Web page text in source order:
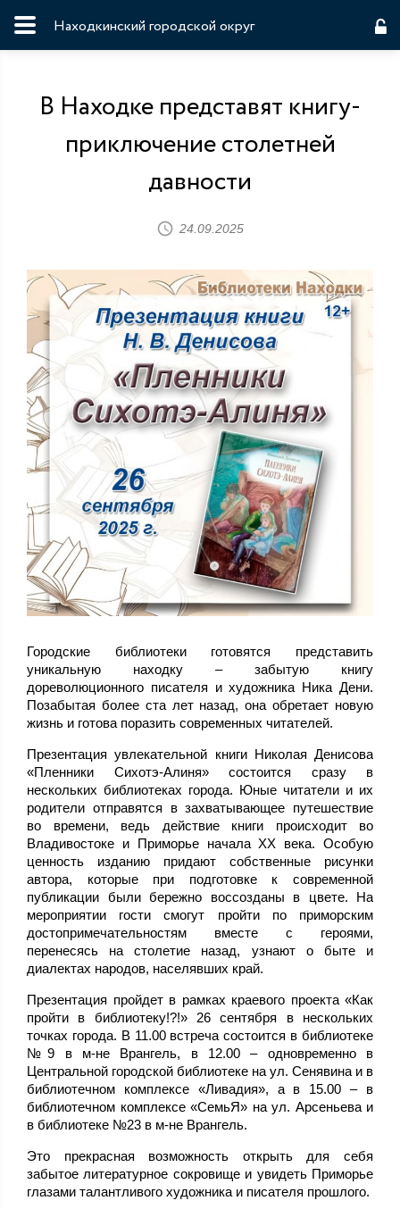
Находкинский городской округ
В Находке представят книгу-
приключение столетней
давности
24.09.2025
Городские библиотеки готовятся представить
уникальную находку – забытую книгу
дореволюционного писателя и художника Ника Дени.
Позабытая более ста лет назад, она обретает новую
жизнь и готова поразить современных читателей.
Презентация увлекательной книги Николая Денисова
«Пленники Сихотэ-Алиня» состоится сразу в
нескольких библиотеках города. Юные читатели и их
родители отправятся в захватывающее путешествие
во времени, ведь действие книги происходит во
Владивостоке и Приморье начала XX века. Особую
ценность изданию придают собственные рисунки
автора, которые при подготовке к современной
публикации были бережно воссозданы в цвете. На
мероприятии гости смогут пройти по приморским
достопримечательностям вместе с героями,
перенесясь на столетие назад, узнают о быте и
диалектах народов, населявших край.
Презентация пройдет в рамках краевого проекта «Как
пройти в библиотеку!?!» 26 сентября в нескольких
точках города. В 11.00 встреча состоится в библиотеке
№9 в м-не Врангель, в 12.00 – одновременно в
Центральной городской библиотеке на ул. Сенявина и в
библиотечном комплексе «Ливадия», а в 15.00 – в
библиотечном комплексе «СемьЯ» на ул. Арсеньева и
в библиотеке №23 в м-не Врангель.
Это прекрасная возможность открыть для себя
забытое литературное сокровище и увидеть Приморье
глазами талантливого художника и писателя прошлого.